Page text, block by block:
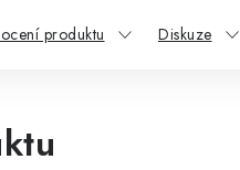
produktu Diskuze